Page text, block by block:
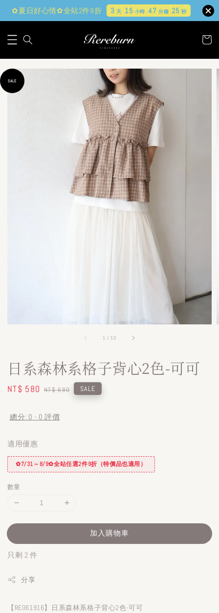
✿夏日好心情✿全站2件9折 3天 15 小時 47 分鐘 24 秒
1 / 10
SALE
日系森林系格子背心2色-可可
Sale
NT$ 580 Regular
NT$ 680 SALE
總分: 0 - 0 評價
適用優惠
✿7/31～8/9✿全站任選2件9折（特價品也適用）
數量
加入購物車
只剩 2 件
分享
【RE061916】日系森林系格子背心2色-可可